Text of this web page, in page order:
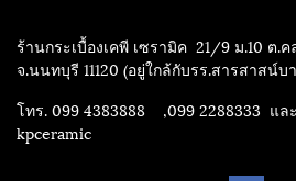
ร้านกระเบื้องเคพี เซรามิค 21/9 ม.10 ต.ค
จ.นนทบุรี 11120 (อยู่ใกล้กับรร.สารสาสน์
โทร. 099 4383888 ,099 2288333 แ
kpceramic